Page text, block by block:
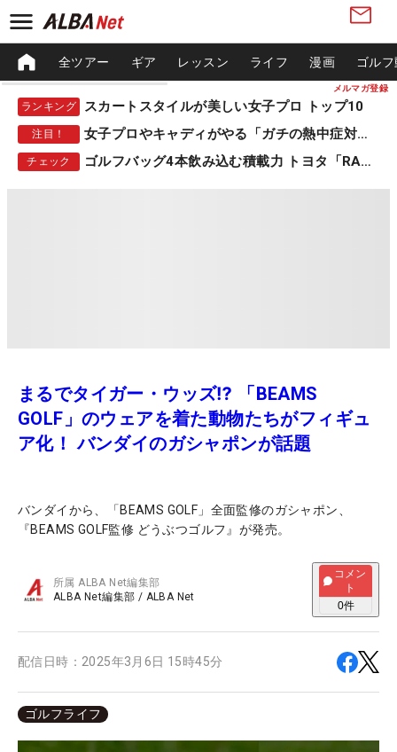
メルマガ登録
全ツアー ギア レッスン ライフ 漫画 ゴル
ランキング スカートスタイルが美しい女子プロ トップ10
注目！ 女子プロやキャディがやる「ガチの熱中症対策」
チェック ゴルフバッグ4本飲み込む積載力 トヨタ「RAV4」
まるでタイガー・ウッズ⁉ 「BEAMS
GOLF」のウェアを着た動物たちがフィギュ
ア化！ バンダイのガシャポンが話題
バンダイから、「BEAMS GOLF」全面監修のガシャポン、
『BEAMS GOLF監修 どうぶつゴルフ』が発売。
所属ALBA Net編集部
ALBA Net編集部 / ALBA Net
コメン
ト
0件
配信日時： 2025年3月6日 15時45分
ゴルフライフ